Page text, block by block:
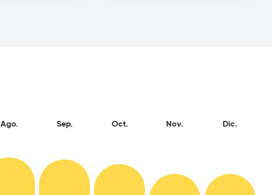
Ago. Sep. Oct. Nov. Dic.